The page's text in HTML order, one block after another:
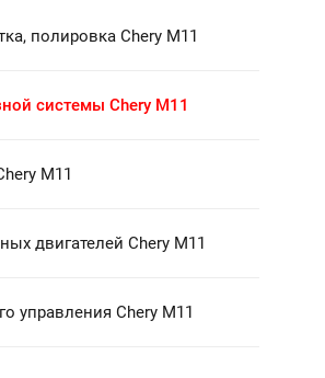
полировка Chery M11
системы Chery M11
M11
двигателей Chery M11
управления Chery M11